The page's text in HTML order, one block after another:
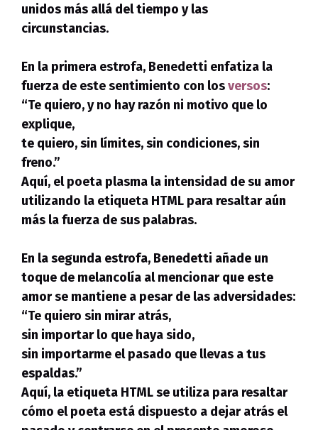
unidos más allá del tiempo y las
circunstancias.
En la primera estrofa, Benedetti enfatiza la
fuerza de este sentimiento con losversos:
“Te quiero,y no hay razón ni motivo que lo
explique,
te quiero,sin límites, sin condiciones, sin
freno.”
Aquí, el poeta plasma la intensidad de su amor
utilizando la etiqueta HTML para resaltar aún
más la fuerza de sus palabras.
En la segunda estrofa, Benedetti añade un
toque de melancolía al mencionar que este
amor se mantiene a pesar de las adversidades:
“Te quiero sin mirar atrás,
sin importar lo que haya sido,
sin importarme el pasado que llevas a tus
espaldas.”
Aquí, la etiqueta HTMLse utiliza para resaltar
cómo el poeta está dispuesto a dejar atrás el